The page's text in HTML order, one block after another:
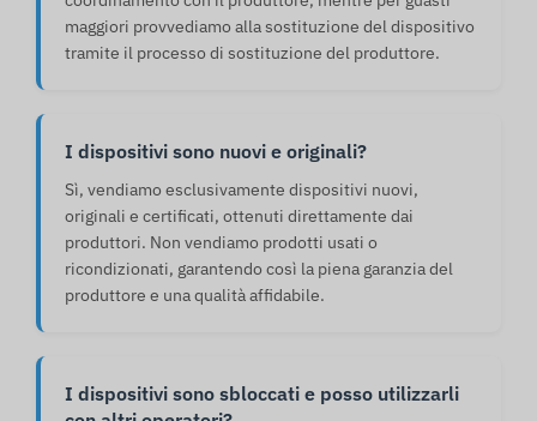
maggiori provvediamo alla sostituzione del dispositivo
tramite il processo di sostituzione del produttore.
I dispositivi sono nuovi e originali?
Sì, vendiamo esclusivamente dispositivi nuovi,
originali e certificati, ottenuti direttamente dai
produttori. Non vendiamo prodotti usati o
ricondizionati, garantendo così la piena garanzia del
produttore e una qualità affidabile.
I dispositivi sono sbloccati e posso utilizzarli